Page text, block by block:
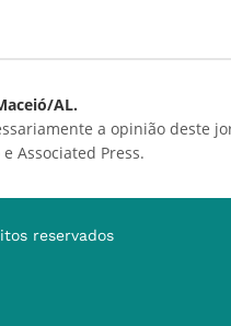
AL.
a opinião deste
Associated Press.
reservados